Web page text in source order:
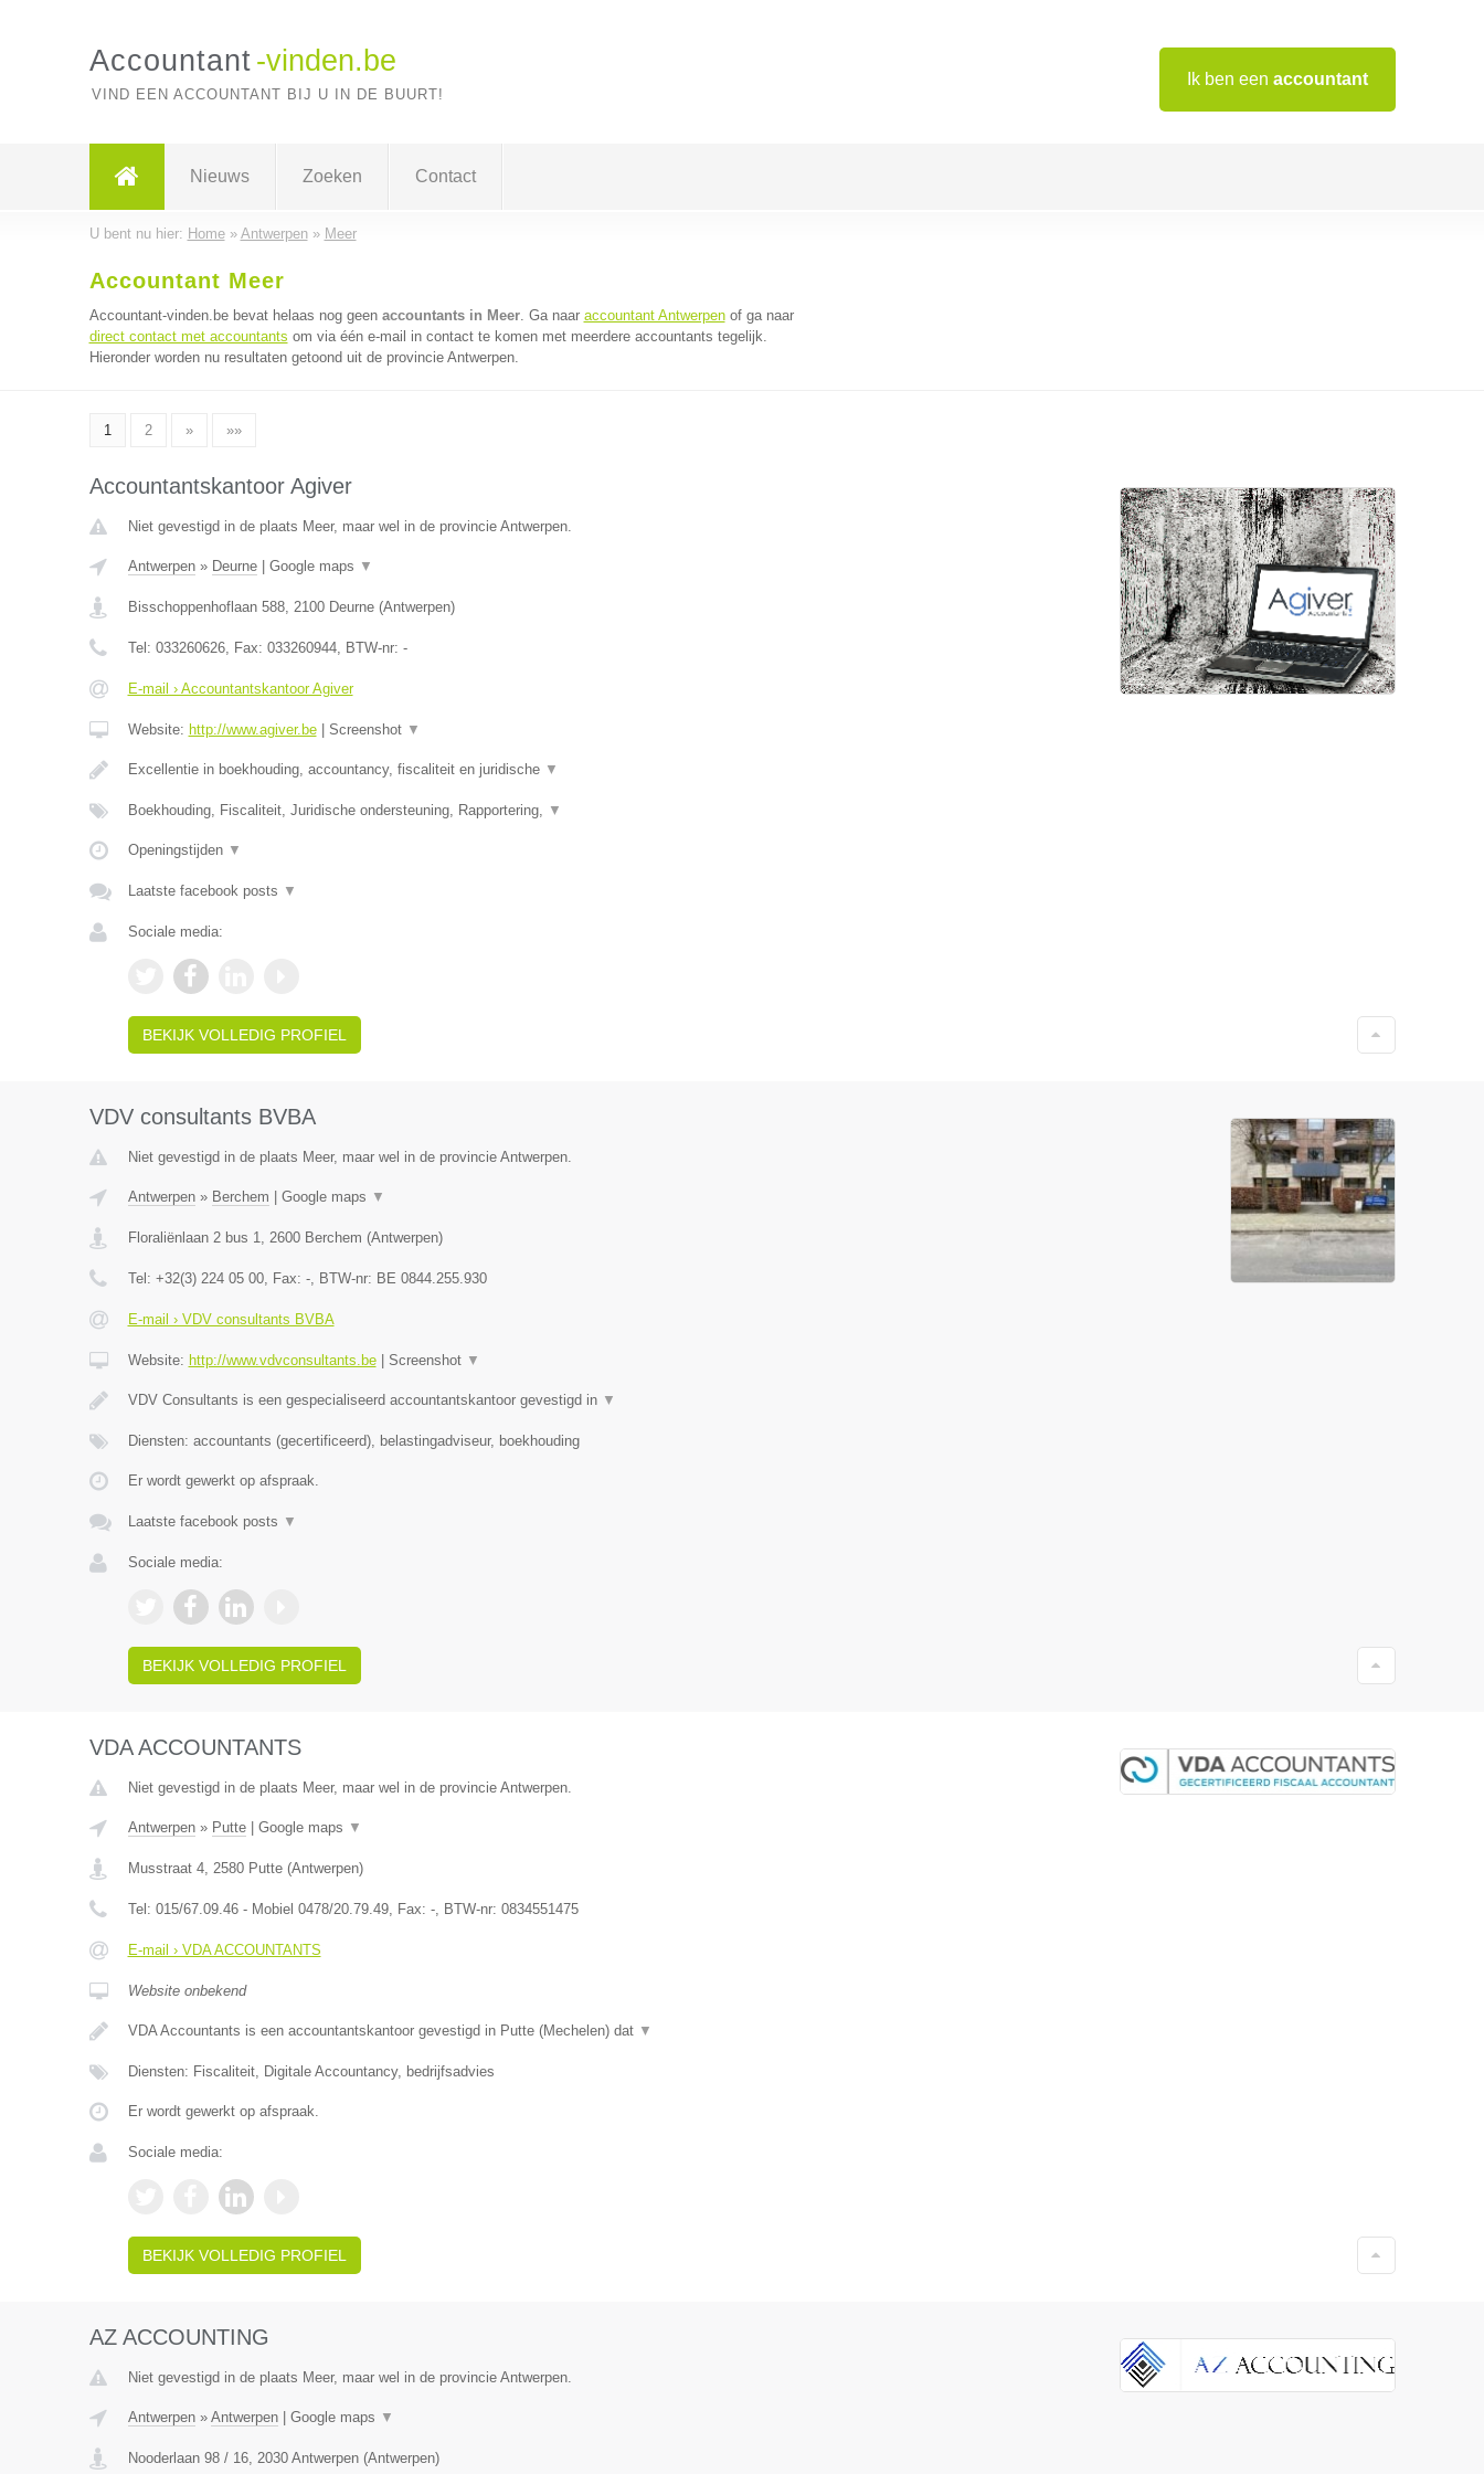
Ik ben een accountant
Accountant -vinden.be
VIND EEN ACCOUNTANT BIJ U IN DE BUURT!
Nieuws Zoeken Contact
U bent nu hier: Home» Antwerpen» Meer
Accountant Meer
Accountant-vinden.be bevat helaas nog geen accountants in Meer. Ga naar accountant Antwerpenof ga naar
direct contact met accountants om via één e-mail in contact te komen met meerdere accountants tegelijk.
Hieronder worden nu resultaten getoond uit de provincie Antwerpen.
1 2 » »»
Accountantskantoor Agiver
Niet gevestigd in de plaats Meer, maar wel in de provincie Antwerpen.
Antwerpen» Deurne| Google maps ▼
Bisschoppenhoflaan 588, 2100 Deurne(Antwerpen)
Tel: 033260626, Fax: 033260944, BTW-nr: -
E-mail › Accountantskantoor Agiver
Website: http://www.agiver.be| Screenshot ▼
Excellentie in boekhouding, accountancy, fiscaliteit en juridische ▼
Boekhouding, Fiscaliteit, Juridische ondersteuning, Rapportering, ▼
Openingstijden ▼
Laatste facebook posts ▼
Sociale media:
BEKIJK VOLLEDIG PROFIEL
VDV consultants BVBA
Niet gevestigd in de plaats Meer, maar wel in de provincie Antwerpen.
Antwerpen» Berchem Google maps ▼
Floraliënlaan 2 bus 1, 2600 Berchem (Antwerpen)
Tel: +32(3) 224 05 00, Fax: -, BTW-nr: BE 0844.255.930
E-mail › VDV consultants BVBA
Website: http://www.vdvconsultants.be| Screenshot ▼
VDV Consultants is een gespecialiseerd accountantskantoor gevestigd in ▼
Diensten: accountants (gecertificeerd), belastingadviseur, boekhouding
Er wordt gewerkt op afspraak.
Laatste facebook posts ▼
Sociale media:
BEKIJK VOLLEDIG PROFIEL
VDA ACCOUNTANTS
Niet gevestigd in de plaats Meer, maar wel in de provincie Antwerpen.
Antwerpen» Putte| Google maps ▼
Musstraat 4, 2580 Putte(Antwerpen)
Tel: 015/67.09.46 - Mobiel 0478/20.79.49, Fax: -, BTW-nr: 0834551475
E-mail › VDA ACCOUNTANTS
Website onbekend
VDA Accountants is een accountantskantoor gevestigd in Putte (Mechelen) dat ▼
Diensten: Fiscaliteit, Digitale Accountancy, bedrijfsadvies
Er wordt gewerkt op afspraak.
Sociale media:
BEKIJK VOLLEDIG PROFIEL
AZ ACCOUNTING
Niet gevestigd in de plaats Meer, maar wel in de provincie Antwerpen.
Antwerpen» Antwerpen| Google maps ▼
Nooderlaan 98 / 16, 2030 Antwerpen(Antwerpen)